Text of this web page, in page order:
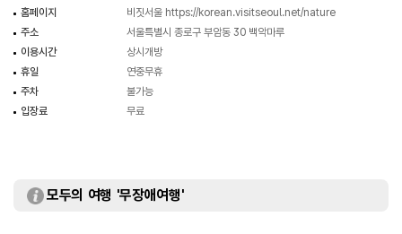
홈페이지
비짓서울 https://korean.visitseoul.net/nature
주소
서울특별시 종로구 부암동 30 백악마루
이용시간
상시개방
휴일
연중무휴
주차
불가능
입장료
무료
모두의 여행 '무장애여행'